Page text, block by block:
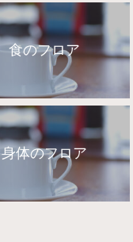
食のフロア
身体のフロア